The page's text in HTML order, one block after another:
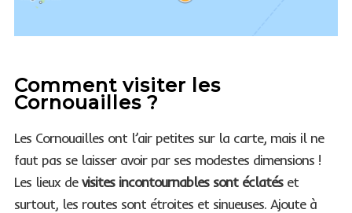
Comment visiter les
Cornouailles ?
Les Cornouailles ont l’air petites sur la carte, mais il ne
faut pas se laisser avoir par ses modestes dimensions !
Les lieux devisites incontournables sont éclatéset
surtout, les routes sont étroites et sinueuses. Ajoute à